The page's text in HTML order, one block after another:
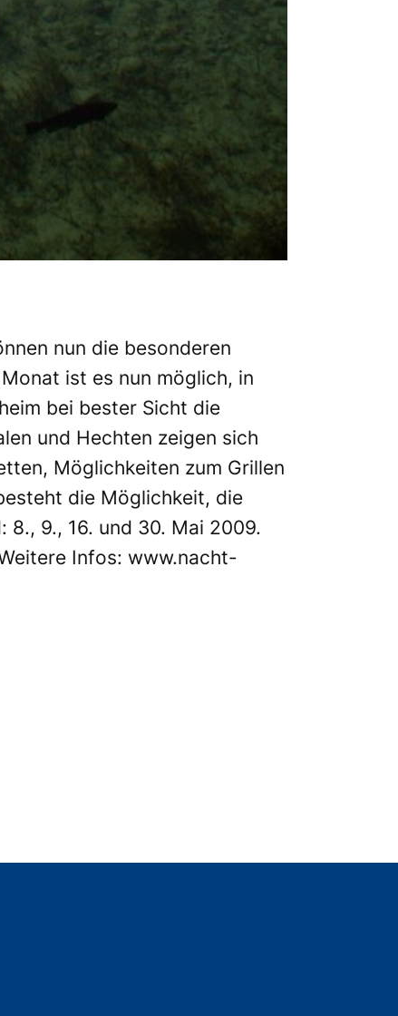
nun die besonderen
ist es nun möglich, in
bei bester Sicht die
und Hechten zeigen sich
Möglichkeiten zum Grillen
die Möglichkeit, die
8., 9., 16. und 30. Mai 2009.
Infos: www.nacht-